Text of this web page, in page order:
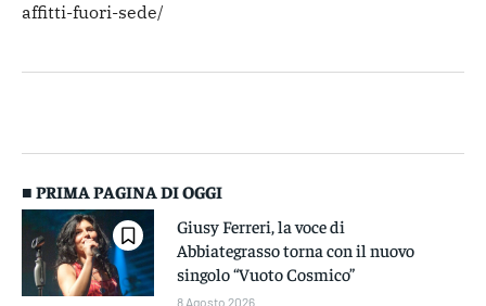
affitti-fuori-sede/
■ PRIMA PAGINA DI OGGI
Giusy Ferreri, la voce di
Abbiategrasso torna con il nuovo
singolo “Vuoto Cosmico”
8 Agosto 2026